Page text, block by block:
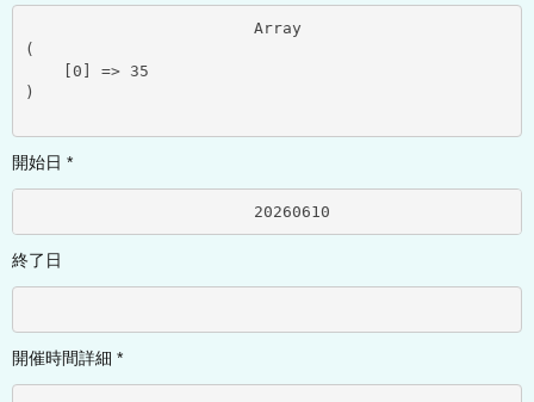
(
    [0] => 35
)
開始日 *
終了日
開催時間詳細 *